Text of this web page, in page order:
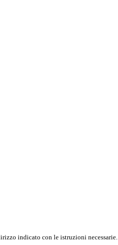
indicato con le istruzioni necessarie.